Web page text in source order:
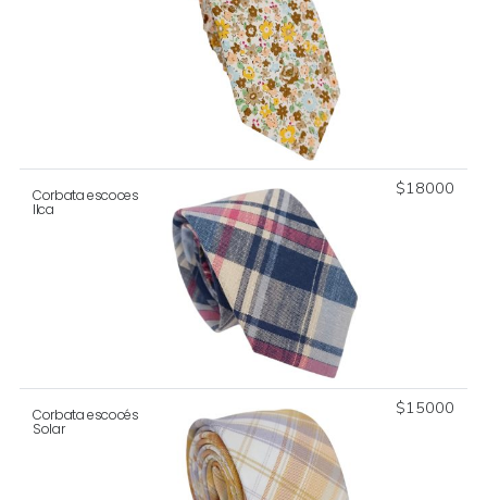
Corbata escoces
Ilca
$18000
Corbata escocés
Solar
$15000